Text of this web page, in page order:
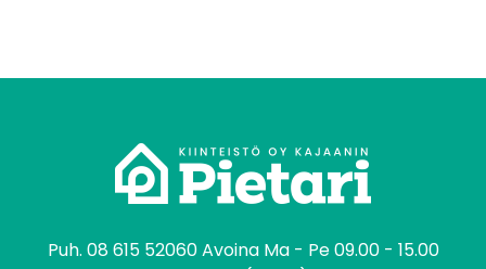
Puh. 08 615 52060Avoina Ma - Pe 09.00 - 15.00